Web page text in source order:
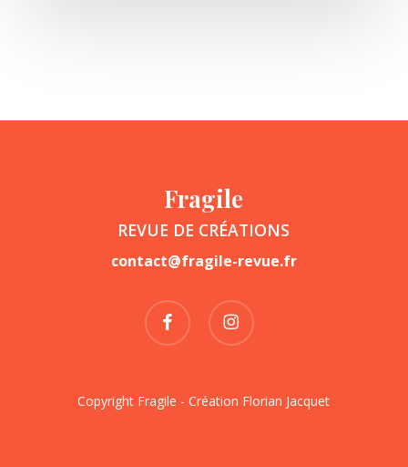
Fragile
REVUE DE CRÉATIONS
contact@fragile-revue.fr
facebook instagram
Copyright Fragile - Création Florian Jacquet